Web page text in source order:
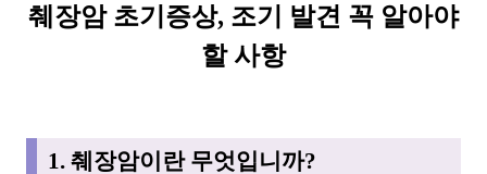
췌장암 초기증상, 조기 발견 꼭 알아야
할 사항
1. 췌장암이란 무엇입니까?